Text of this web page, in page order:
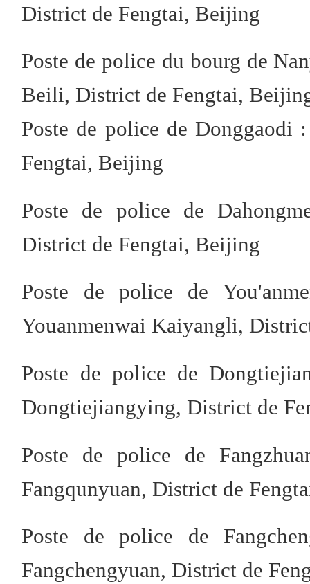
District de Fengtai, Beijing
Poste de police du bourg de
Beili, District de Fengtai,
Poste de police de Donggaodi
Fengtai, Beijing
Poste de police de
District de Fengtai, Beijing
Poste de police de
Youanmenwai Kaiyangli,
Poste de police de
Dongtiejiangying, District de
Poste de police de
Fangqunyuan, District de
Poste de police de
Fangchengyuan, District de